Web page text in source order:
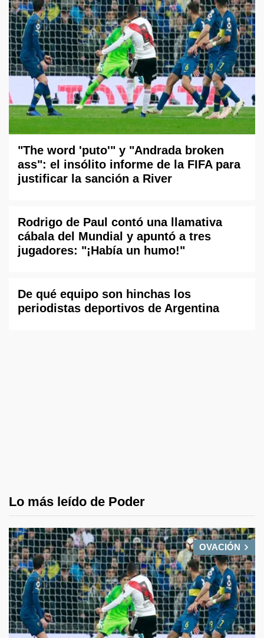
"The word 'puto'" y "Andrada broken
ass": el insólito informe de la FIFA para
justificar la sanción a River
Rodrigo de Paul contó una llamativa
cábala del Mundial y apuntó a tres
jugadores: "¡Había un humo!"
De qué equipo son hinchas los
periodistas deportivos de Argentina
Lo más leído de Poder
OVACIÓN